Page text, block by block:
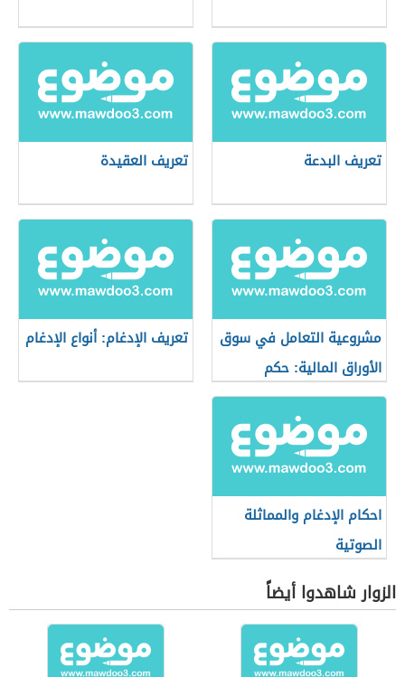
تعريف البدعة تعريف العقيدة
مشروعية التعامل في سوق
الأوراق المالية: حكم
التعامل في البورصة
تعريف الإدغام: أنواع الإدغام
احكام الإدغام والمماثلة
الصوتية
الزوار شاهدوا أيضاً